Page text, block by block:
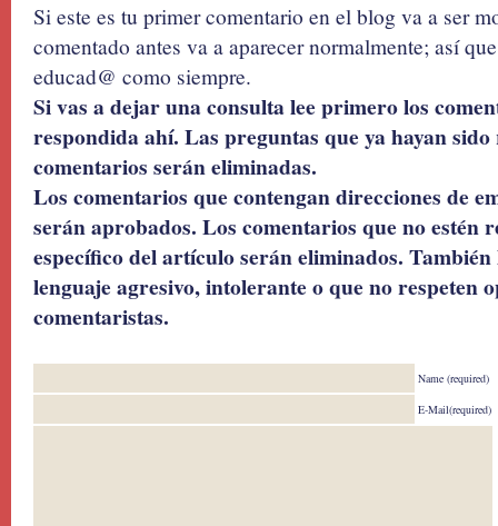
Si este es tu primer comentario en el blog va a ser
comentado antes va a aparecer normalmente; así
educad@ como siempre.
Si vas a dejar una consulta lee primero los
respondida ahí. Las preguntas que ya hayan
comentarios serán eliminadas.
Los comentarios que contengan direcciones de
serán aprobados. Los comentarios que no estén
específico del artículo serán eliminados.
lenguaje agresivo, intolerante o que no respeten
comentaristas.
Name (required)
E-Mail(required)